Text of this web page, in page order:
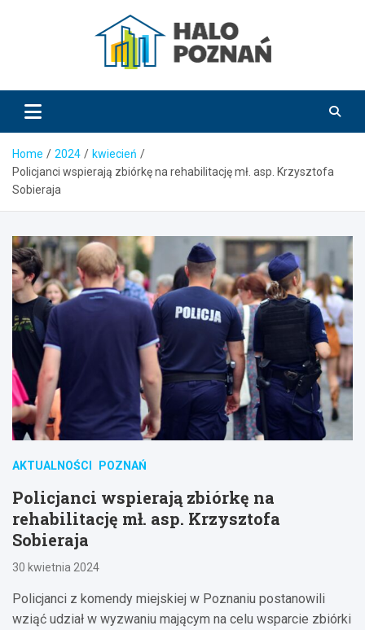
HaloPoznań.pl
Home 2024
kwiecień
Policjanci wspierają zbiórkę na rehabilitację mł. asp. Krzysztofa
Sobieraja
AKTUALNOŚCI POZNAŃ
Policjanci wspierają zbiórkę na
rehabilitację mł. asp. Krzysztofa
Sobieraja
30 kwietnia 2024
Policjanci z komendy miejskiej w Poznaniu postanowili
wziąć udział w wyzwaniu mającym na celu wsparcie zbiórki